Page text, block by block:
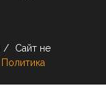
/
Сайт не
Политика